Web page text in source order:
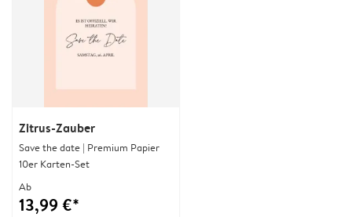
Zitrus-Zauber
Save the date | Premium Papier
10er Karten-Set
Ab
13,99 €*